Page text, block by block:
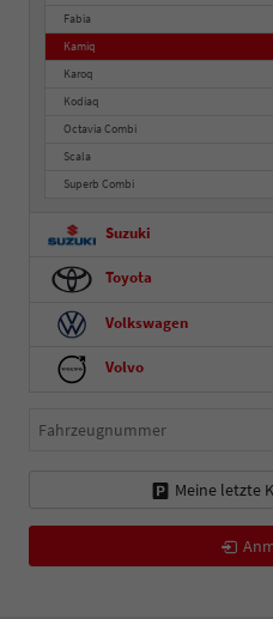
Fabia
Kamiq
Karoq
Kodiaq
Octavia Combi
Scala
Superb Combi
Suzuki
Toyota
Volkswagen
Volvo
Fahrzeugnummer
Meine letzte